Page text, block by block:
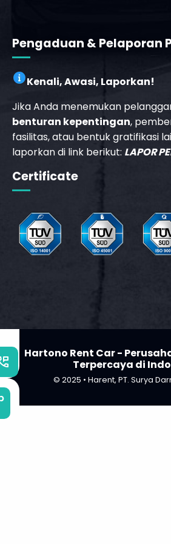
Pengaduan & Pelaporan
Kenali, Awasi, Laporkan!
Jika Anda menemukan
benturan kepentingan,
fasilitas, atau bentuk gratifikasi
laporkan di link berikut: LAPOR
Certificate
Hartono Rent Car -
Terpercaya di
© 2025 • Harent, PT. Surya